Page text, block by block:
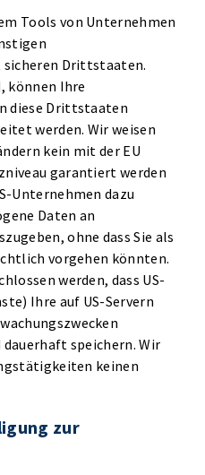
Tools von Unternehmen
Drittstaaten.
können Ihre
diese Drittstaaten
werden. Wir weisen
kein mit der EU
garantiert werden
Unternehmen dazu
Daten an
ohne dass Sie als
vorgehen könnten.
werden, dass US-
Ihre auf US-Servern
speichern. Wir
keinen
zur